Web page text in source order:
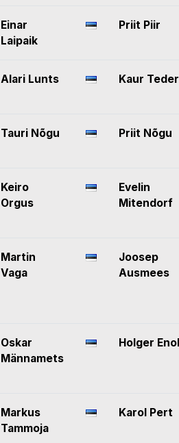
Einar
Laipaik
Priit Piir
Alari Lunts Kaur Teder
Tauri Nõgu Priit Nõgu
Keiro
Orgus
Evelin
Mitendorf
Martin
Vaga
Joosep
Ausmees
Oskar
Männamets
Holger
Markus
Tammoja
Karol Pert